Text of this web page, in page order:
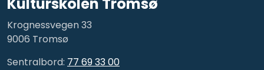
Kulturskolen Tromsø
Krognessvegen 33
9006 Tromsø
Sentralbord: 77 69 33 00